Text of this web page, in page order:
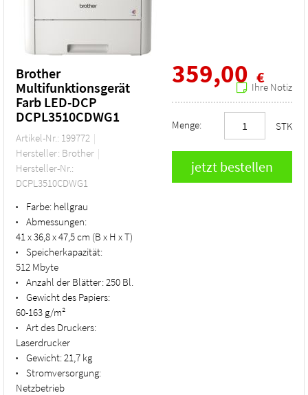
Brother
Multifunktionsgerät
Farb LED-DCP
DCPL3510CDWG1
Artikel-Nr.: 199772
Hersteller: Brother
Hersteller-Nr.:
DCPL3510CDWG1
• Farbe: hellgrau
•
Abmessungen:
41 x 36,8 x 47,5 cm (B x H x T)
•
Speicherkapazität:
512 Mbyte
• Anzahl der Blätter:250 Bl.
•
Gewicht des Papiers:
60-163 g/m²
•
Art des Druckers:
Laserdrucker
• Gewicht:21,7 kg
•
Stromversorgung:
Netzbetrieb
359,00 €
Ihre Notiz
Menge: STK